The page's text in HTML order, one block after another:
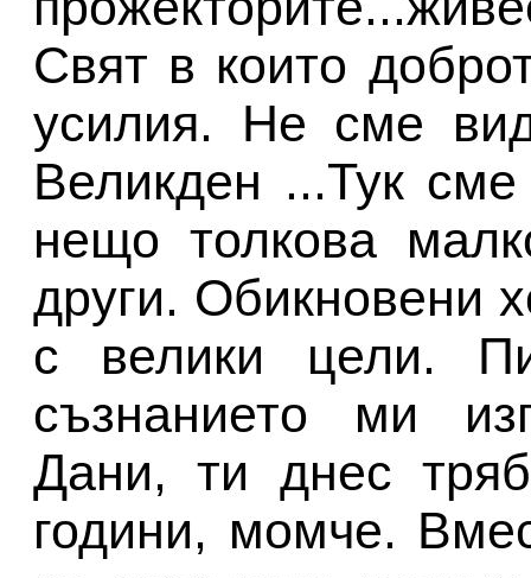
Свят в които
усилия. Не сме
Великден ...Тук
нещо толкова
други. Обикновени
с велики цели.
съзнанието ми
Дани, ти днес
години, момче.